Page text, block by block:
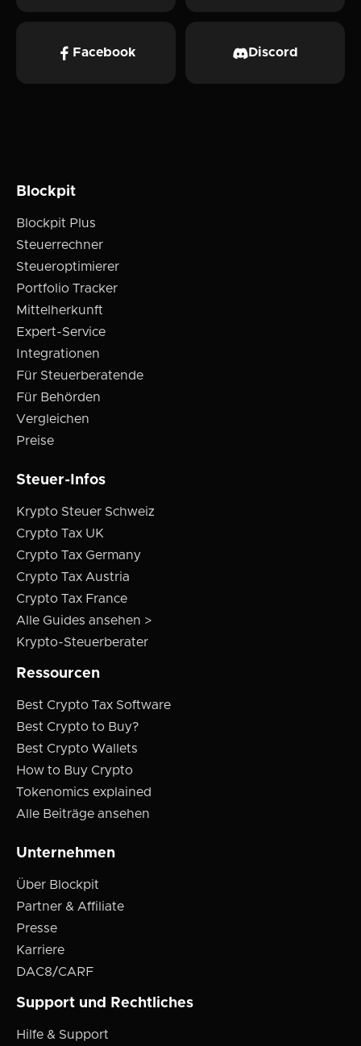
Facebook Discord
Blockpit
Blockpit Plus
Steuerrechner
Steueroptimierer
Portfolio Tracker
Mittelherkunft
Expert-Service
Integrationen
Für Steuerberatende
Für Behörden
Vergleichen
Preise
Steuer-Infos
Krypto Steuer Schweiz
Crypto Tax UK
Crypto Tax Germany
Crypto Tax Austria
Crypto Tax France
Alle Guides ansehen >
Krypto-Steuerberater
Ressourcen
Best Crypto Tax Software
Best Crypto to Buy?
Best Crypto Wallets
How to Buy Crypto
Tokenomics explained
Alle Beiträge ansehen
Unternehmen
Über Blockpit
Partner & Affiliate
Presse
Karriere
DAC8/CARF
Support und Rechtliches
Hilfe & Support